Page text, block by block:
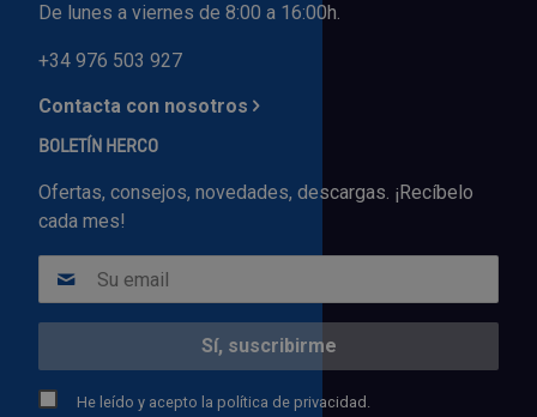
De lunes a viernes de 8:00 a 16:00h.
+34 976 503 927
Contacta con nosotros
BOLETÍN HERCO
Ofertas, consejos, novedades, descargas. ¡Recíbelo
cada mes!
He leído y acepto la política de privacidad.